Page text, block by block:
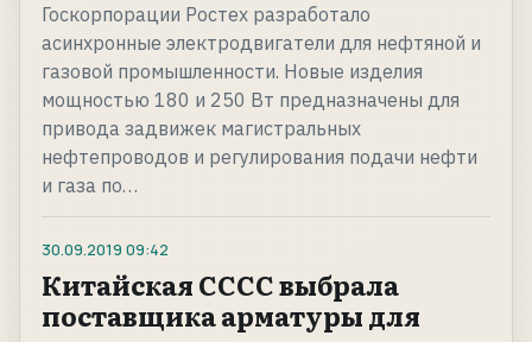
Госкорпорации Ростех разработало
асинхронные электродвигатели для нефтяной и
газовой промышленности. Новые изделия
мощностью 180 и 250 Вт предназначены для
привода задвижек магистральных
нефтепроводов и регулирования подачи нефти
и газа по…
30.09.2019 09:42
Китайская СССС выбрала
поставщика арматуры для